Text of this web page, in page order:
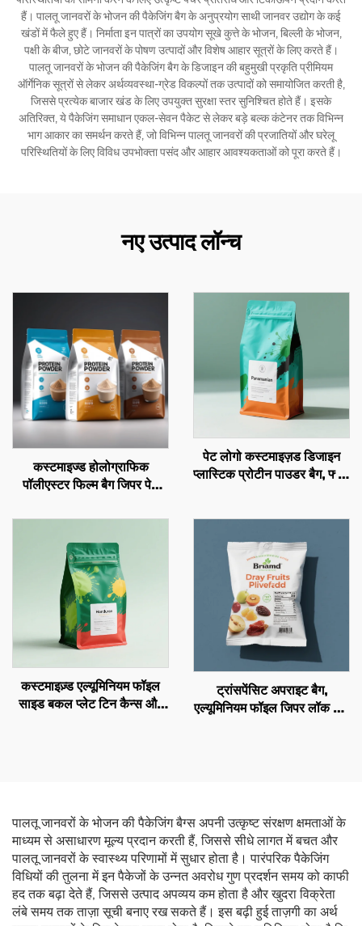
हैं। पालतू जानवरों के भोजन की पैकेजिंग बैग के अनुप्रयोग साथी जानवर उद्योग के कई
खंडों में फैले हुए हैं। निर्माता इन पात्रों का उपयोग सूखे कुत्ते के भोजन, बिल्ली के भोजन,
पक्षी के बीज, छोटे जानवरों के पोषण उत्पादों और विशेष आहार सूत्रों के लिए करते हैं।
पालतू जानवरों के भोजन की पैकेजिंग बैग के डिजाइन की बहुमुखी प्रकृति प्रीमियम
ऑर्गेनिक सूत्रों से लेकर अर्थव्यवस्था-ग्रेड विकल्पों तक उत्पादों को समायोजित करती है,
जिससे प्रत्येक बाजार खंड के लिए उपयुक्त सुरक्षा स्तर सुनिश्चित होते हैं। इसके
अतिरिक्त, ये पैकेजिंग समाधान एकल-सेवन पैकेट से लेकर बड़े बल्क कंटेनर तक विभिन्न
भाग आकार का समर्थन करते हैं, जो विभिन्न पालतू जानवरों की प्रजातियों और घरेलू
परिस्थितियों के लिए विविध उपभोक्ता पसंद और आहार आवश्यकताओं को पूरा करते हैं।
नए उत्पाद लॉन्च
कस्टमाइज्ड होलोग्राफिक
पॉलीएस्टर फिल्म बैग जिपर पेट
प्रोटीन पाउडर बैग जिपर वाला
पेट लोगो कस्टमाइज़ड डिजाइन
प्लास्टिक प्रोटीन पाउडर बैग, फ्लैट
कस्टमाइज़्ड एल्यूमिनियम फॉइल
साइड बकल प्लेट टिन कैन्स और
ट्रांसपेंसिट अपराइट बैग,
एल्यूमिनियम फॉइल जिपर लॉक बैग,
पालतू जानवरों के भोजन की पैकेजिंग बैग्स अपनी उत्कृष्ट संरक्षण क्षमताओं के
माध्यम से असाधारण मूल्य प्रदान करती हैं, जिससे सीधे लागत में बचत और
पालतू जानवरों के स्वास्थ्य परिणामों में सुधार होता है। पारंपरिक पैकेजिंग
विधियों की तुलना में इन पैकेजों के उन्नत अवरोध गुण प्रदर्शन समय को काफी
हद तक बढ़ा देते हैं, जिससे उत्पाद अपव्यय कम होता है और खुदरा विक्रेता
लंबे समय तक ताज़ा सूची बनाए रख सकते हैं। इस बढ़ी हुई ताज़गी का अर्थ